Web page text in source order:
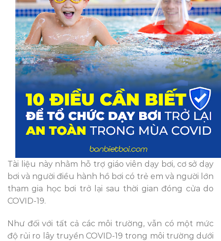
Tài liệu này nhằm hỗ trợ giáo viên dạy bơi, cơ sở dạy
bơi và người điều hành hồ bơi có trẻ em và người lớn
tham gia học bơi trở lại sau thời gian đóng cửa do
COVID-19.
Như đối với tất cả các môi trường, vẫn có một mức
độ rủi ro lây truyền COVID-19 trong môi trường dưới